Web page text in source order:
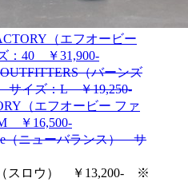
（エフオービー
：40 ￥31,900-
（バーンズ
サイズ：L ￥19,250-
（エフオービー ファ
￥16,500-
（ニューバランス） サ
スロウ） ￥13,200- ※